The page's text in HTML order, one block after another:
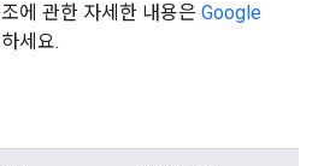
에 관한 자세한 내용은 Google
세요.